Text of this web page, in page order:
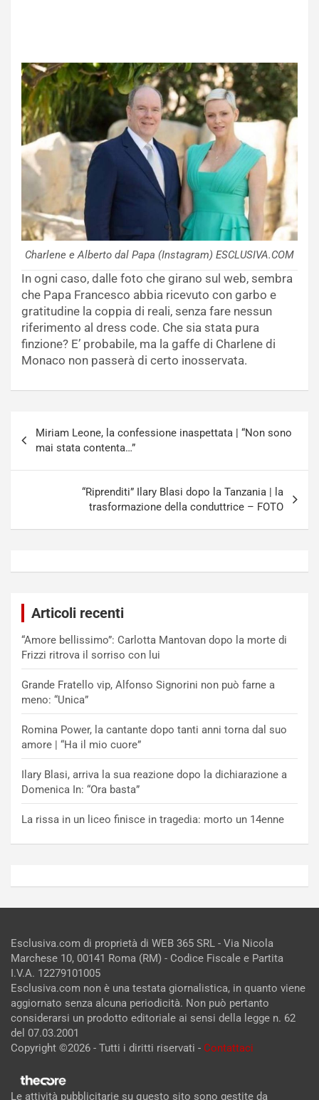
Charlene e Alberto dal Papa (Instagram) ESCLUSIVA.COM
In ogni caso, dalle foto che girano sul web, sembra
che Papa Francesco abbia ricevuto con garbo e
gratitudine la coppia di reali, senza fare nessun
riferimento al dress code. Che sia stata pura
finzione? E’ probabile, ma la gaffe di Charlene di
Monaco non passerà di certo inosservata.
articoli
Miriam Leone, la confessione inaspettata | “Non sono
mai stata contenta…”
“Riprenditi” Ilary Blasi dopo la Tanzania | la
trasformazione della conduttrice – FOTO
Articoli recenti
“Amore bellissimo”: Carlotta Mantovan dopo la morte di
Frizzi ritrova il sorriso con lui
Grande Fratello vip, Alfonso Signorini non può farne a
meno: “Unica”
Romina Power, la cantante dopo tanti anni torna dal suo
amore | “Ha il mio cuore”
Ilary Blasi, arriva la sua reazione dopo la dichiarazione a
Domenica In: “Ora basta”
La rissa in un liceo finisce in tragedia: morto un 14enne
Esclusiva.com di proprietà di WEB 365 SRL - Via Nicola
Marchese 10, 00141 Roma (RM) - Codice Fiscale e Partita
I.V.A. 12279101005
Esclusiva.com non è una testata giornalistica, in quanto viene
aggiornato senza alcuna periodicità. Non può pertanto
considerarsi un prodotto editoriale ai sensi della legge n. 62
del 07.03.2001
Copyright ©2026 - Tutti i diritti riservati - Contattaci
Le attività pubblicitarie su questo sito sono gestite da